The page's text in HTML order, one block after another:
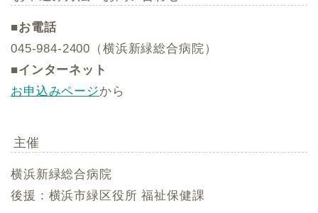
■お電話
045-984-2400（横浜新緑総合病院）
■インターネット
お申込みページから
主催
横浜新緑総合病院
後援：横浜市緑区役所 福祉保健課